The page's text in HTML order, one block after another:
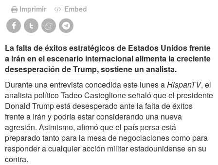
Imprimir Embed
La falta de éxitos estratégicos de Estados Unidos frente
a Irán en el escenario internacional alimenta la creciente
desesperación de Trump, sostiene un analista.
Durante una entrevista concedida este lunes aHispanTV, el
analista político Tadeo Casteglione señaló que el presidente
Donald Trump está desesperado ante la falta de éxitos
frente a Irán y podría estar considerando una nueva
agresión. Asimismo, afirmó que el país persa está
preparado tanto para la mesa de negociaciones como para
responder a cualquier acción militar estadounidense en su
contra.